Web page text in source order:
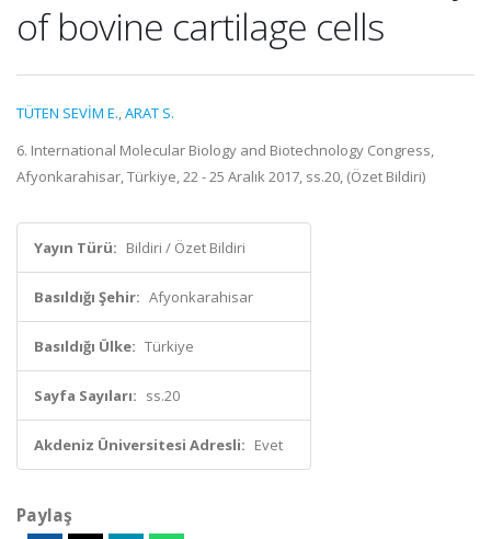
of bovine cartilage cells
TÜTEN SEVİM E.,ARAT S.
6. International Molecular Biology and Biotechnology Congress,
Afyonkarahisar, Türkiye, 22 - 25 Aralık 2017, ss.20, (Özet Bildiri)
Yayın Türü: Bildiri / Özet Bildiri
Basıldığı Şehir: Afyonkarahisar
Basıldığı Ülke: Türkiye
Sayfa Sayıları: ss.20
Akdeniz Üniversitesi Adresli: Evet
Paylaş